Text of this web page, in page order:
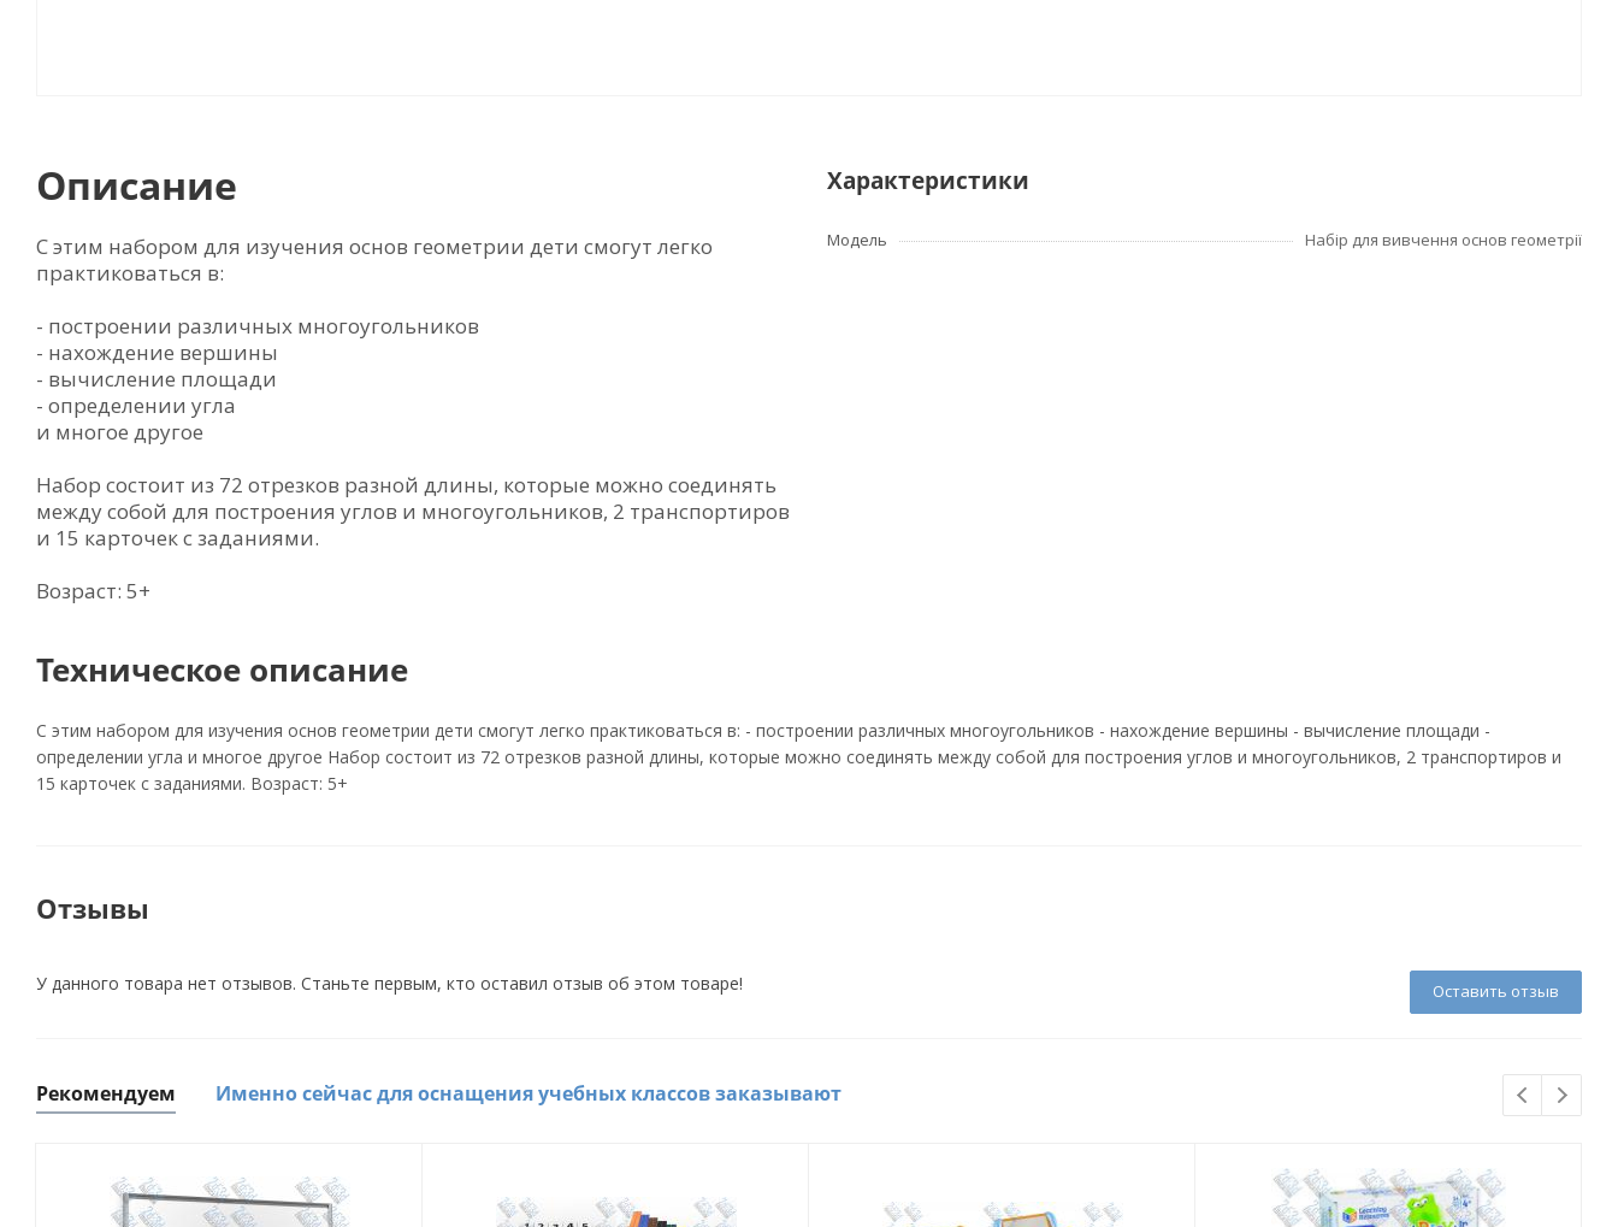
Описание
С этим набором для изучения основ геометрии дети смогут легко
практиковаться в:
- построении различных многоугольников
- нахождение вершины
- вычисление площади
- определении угла
и многое другое
Набор состоит из 72 отрезков разной длины, которые можно соединять
между собой для построения углов и многоугольников, 2 транспортиров
и 15 карточек с заданиями.
Возраст: 5+
Характеристики
Модель Набір для вивчення основ геометрії
Техническое описание
С этим набором для изучения основ геометрии дети смогут легко практиковаться в: - построении различных многоугольников - нахождение вершины - вычисление площади -
определении угла и многое другое Набор состоит из 72 отрезков разной длины, которые можно соединять между собой для построения углов и многоугольников, 2 транспортиров и
15 карточек с заданиями. Возраст: 5+
Отзывы
Оставить отзыв
У данного товара нет отзывов. Станьте первым, кто оставил отзыв об этом товаре!
Рекомендуем Именно сейчас для оснащения учебных классов заказывают